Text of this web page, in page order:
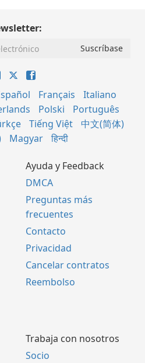
Français
Italiano
Polski
Português
Tiếng Việt
中文(简体)
Magyar हिन्दी
Ayuda y Feedback
DMCA
Preguntas más
frecuentes
Contacto
Privacidad
Cancelar contratos
Reembolso
Trabaja con nosotros
Socio